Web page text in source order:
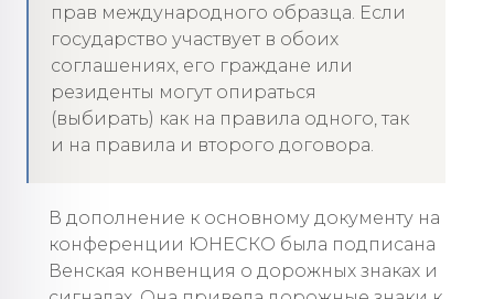
прав международного образца. Если
государство участвует в обоих
соглашениях, его граждане или
резиденты могут опираться
(выбирать) как на правила одного, так
и на правила и второго договора.
В дополнение к основному документу на
конференции ЮНЕСКО была подписана
Венская конвенция о дорожных знаках и